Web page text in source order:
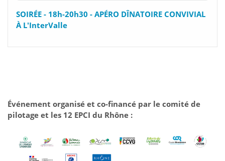
SOIRÉE - 18h-20h30 - APÉRO DÎNATOIRE CONVIVIAL
À L'InterValle
Événement organisé et co-financé par le comité de
pilotage et les 12 EPCI du Rhône :